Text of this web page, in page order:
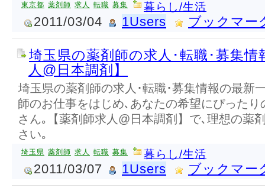
東京都 薬剤師 求人 転職 募集 暮らし/生活
2011/03/04 1Users ブックマー
埼玉県の薬剤師の求人･転職･募集情
人@日本調剤】
埼玉県の薬剤師の求人･転職･募集情報の最新
師のお仕事をはじめ､あなたの希望にぴった
さん｡【薬剤師求人@日本調剤】で､理想の薬
さい｡
埼玉県 薬剤師 求人 転職 募集 暮らし/生活
2011/03/07 1Users ブックマー